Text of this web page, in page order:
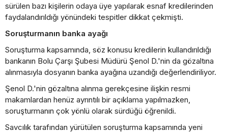
sürülen bazı kişilerin odaya üye yapılarak esnaf kredilerinden
faydalandırıldığı yönündeki tespitler dikkat çekmişti.
Soruşturmanın banka ayağı
Soruşturma kapsamında, söz konusu kredilerin kullandırıldığı
bankanın Bolu Çarşı Şubesi Müdürü Şenol D.'nin da gözaltına
alınmasıyla dosyanın banka ayağına uzandığı değerlendiriliyor.
Şenol D.'nin gözaltına alınma gerekçesine ilişkin resmi
makamlardan henüz ayrıntılı bir açıklama yapılmazken,
soruşturmanın çok yönlü olarak sürdüğü öğrenildi.
Savcılık tarafından yürütülen soruşturma kapsamında yeni